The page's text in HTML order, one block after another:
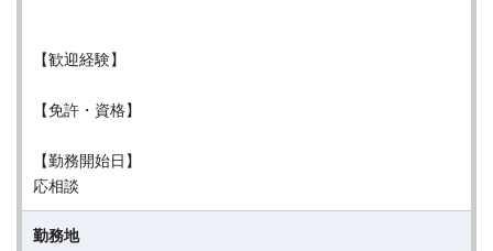
【歓迎経験】
【免許・資格】
【勤務開始日】
応相談
勤務地